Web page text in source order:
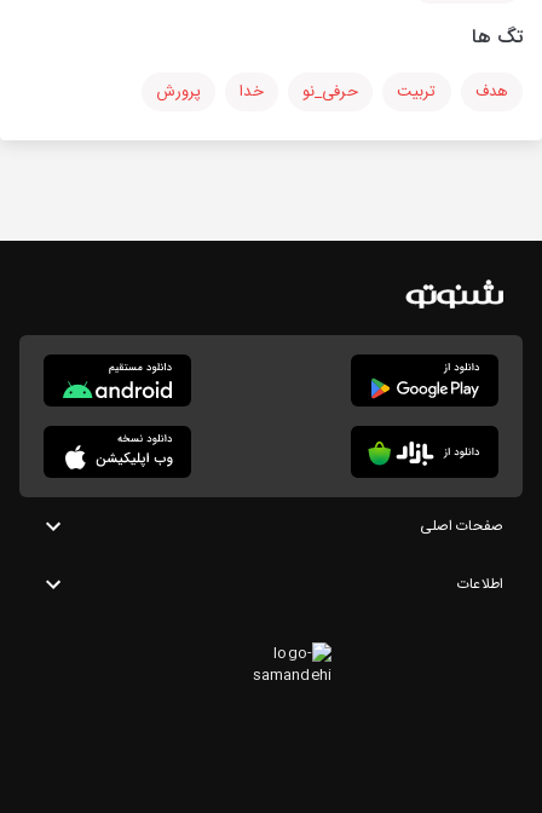
تگ ها
هدف تربیت حرفی_نو خدا پرورش
صفحات اصلی
اطلاعات